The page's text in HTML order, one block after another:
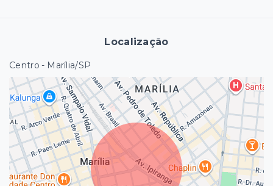
Localização
Centro - Marília/SP